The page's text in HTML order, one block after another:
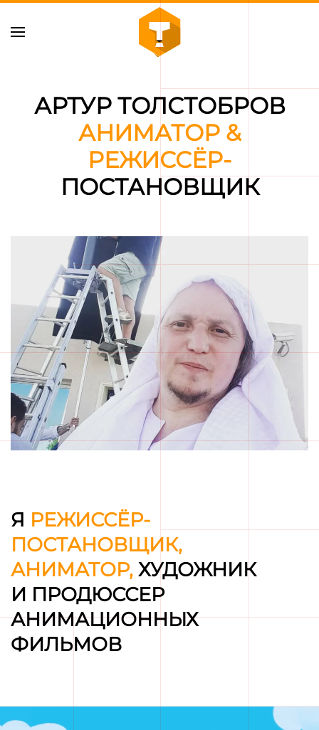
Skip to main content
АРТУР ТОЛСТОБРОВ
АНИМАТОР &
РЕЖИССЁР-
ПОСТАНОВЩИК
Я РЕЖИССЁР-
ПОСТАНОВЩИК,
АНИМАТОР, ХУДОЖНИК
И ПРОДЮССЕР
АНИМАЦИОННЫХ
ФИЛЬМОВ